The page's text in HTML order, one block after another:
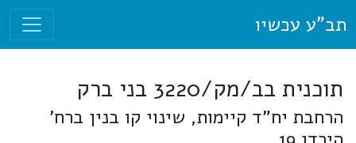
תב"ע עכשיו
תוכנית בב/מק/3220 בני ברק
הרחבת יח"ד קיימות, שינוי קו בנין ברח'